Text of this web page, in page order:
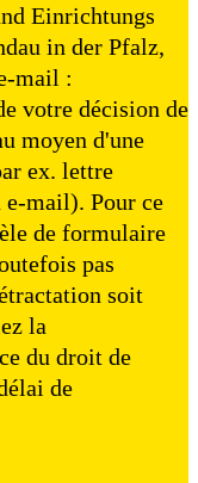
Einrichtungs
in der Pfalz,
mail :
votre décision de
moyen d'une
ex. lettre
e-mail). Pour ce
de formulaire
pas
soit
la
du droit de
de